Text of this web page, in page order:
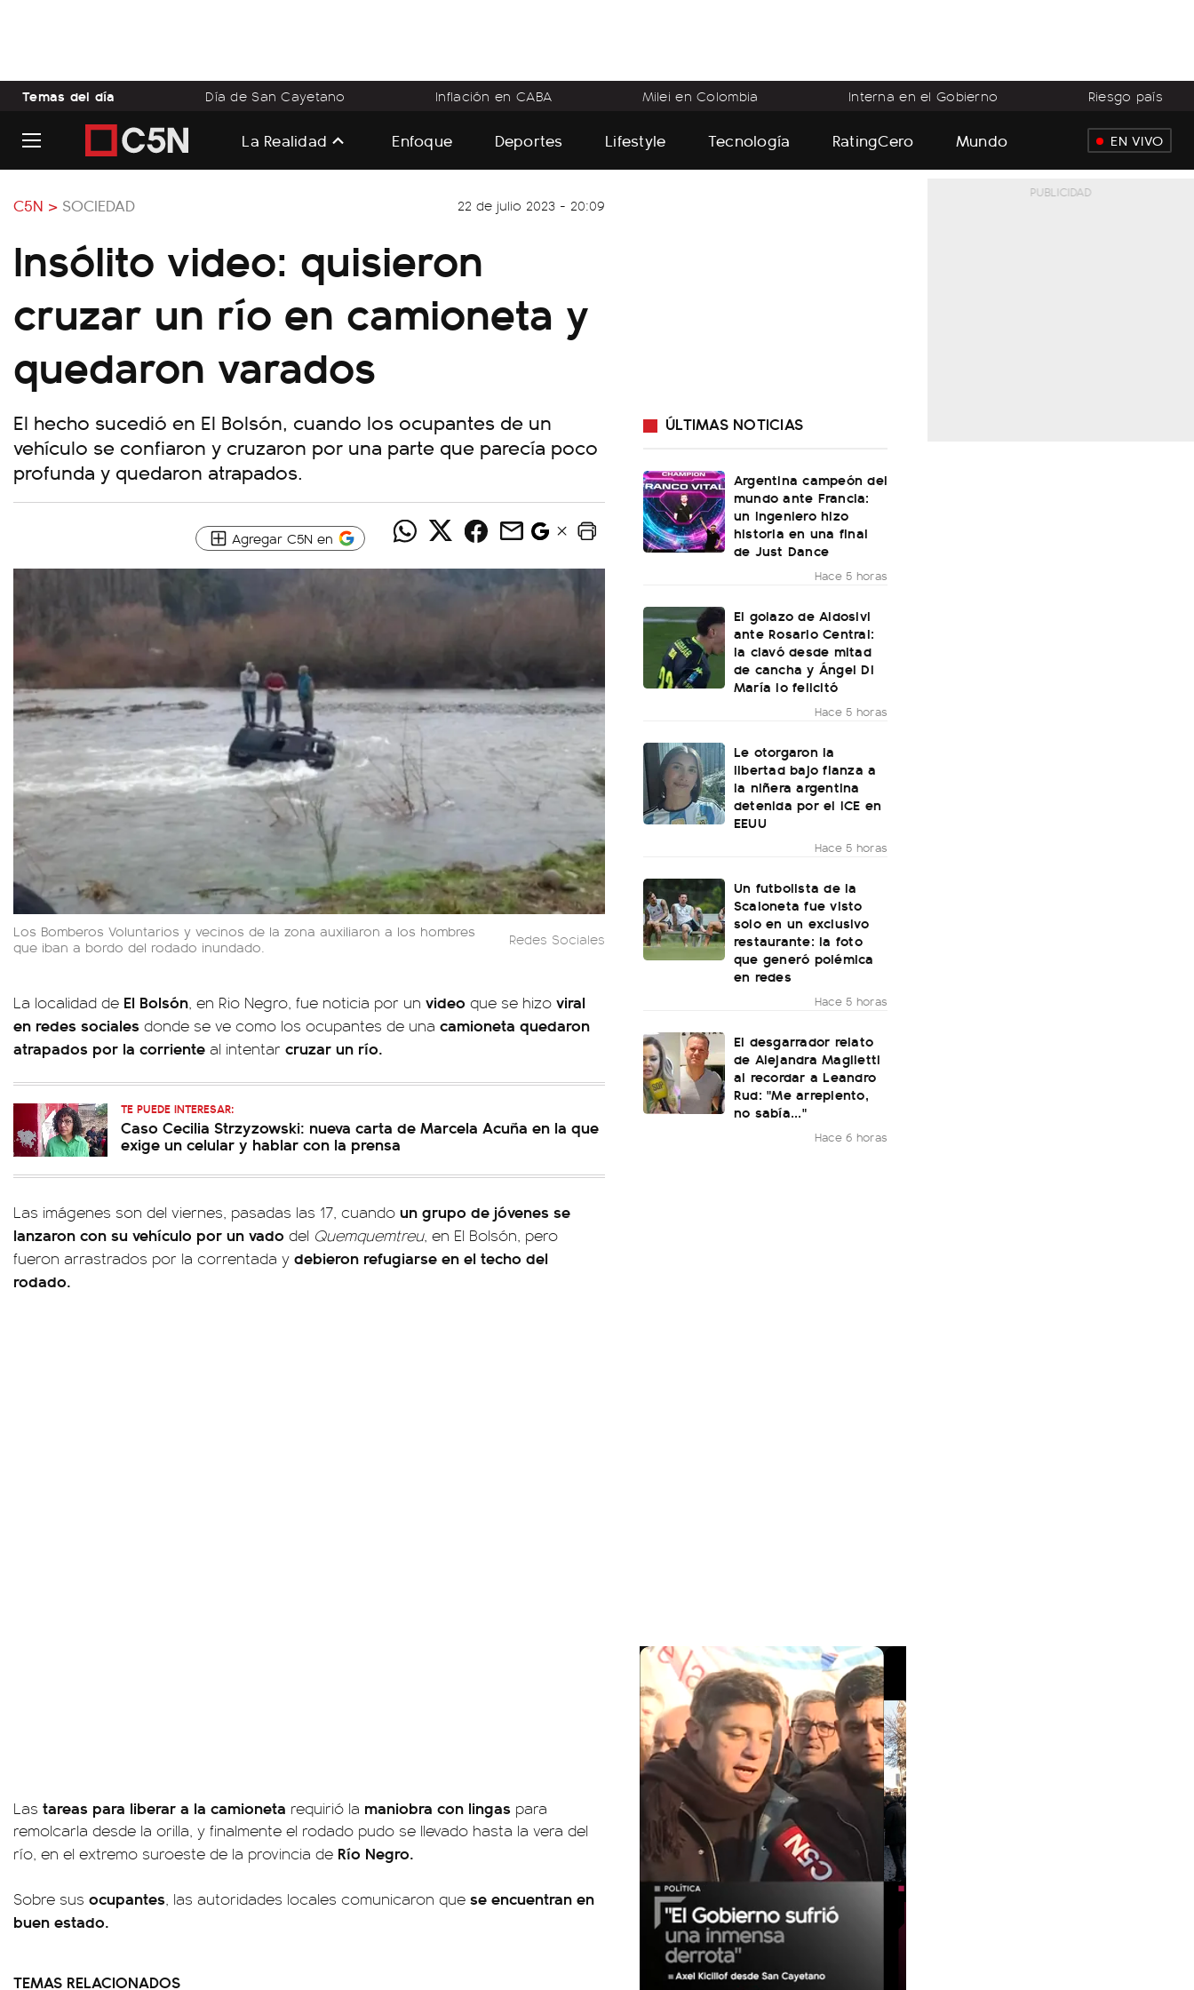
Temas del día Día de San Cayetano Inflación en CABA Milei en Colombia Interna en el Gobierno Riesgo país
La Realidad Enfoque Deportes Lifestyle Tecnología RatingCero Mundo EN VIVO
C5N > SOCIEDAD 22 de julio 2023 - 20:09
Insólito video: quisieron
cruzar un río en camioneta y
quedaron varados
El hecho sucedió en El Bolsón, cuando los ocupantes de un
vehículo se confiaron y cruzaron por una parte que parecía poco
profunda y quedaron atrapados.
Agregar C5N en
Los Bomberos Voluntarios y vecinos de la zona auxiliaron a los hombres
que iban a bordo del rodado inundado.
Redes Sociales
La localidad de El Bolsón , en Rio Negro, fue noticia por un video que se hizo viral
en redes sociales donde se ve como los ocupantes de una camioneta quedaron
atrapados por la corriente al intentar cruzar un río.
TE PUEDE INTERESAR:
Caso Cecilia Strzyzowski: nueva carta de Marcela Acuña en la que
exige un celular y hablar con la prensa
Las imágenes son del viernes, pasadas las 17, cuando un grupo de jóvenes se
lanzaron con su vehículo por un vado del Quemquemtreu, en El Bolsón, pero
fueron arrastrados por la correntada y debieron refugiarse en el techo del
rodado.
Las tareas para liberar a la camioneta requirió la maniobra con lingas para
remolcarla desde la orilla, y finalmente el rodado pudo se llevado hasta la vera del
río, en el extremo suroeste de la provincia de Río Negro.
Sobre sus ocupantes , las autoridades locales comunicaron que se encuentran en
buen estado.
TEMAS RELACIONADOS
ÚLTIMAS NOTICIAS
Argentina campeón del
mundo ante Francia:
un ingeniero hizo
historia en una final
de Just Dance
Hace 5 horas
El golazo de Aldosivi
ante Rosario Central:
la clavó desde mitad
de cancha y Ángel Di
María lo felicitó
Hace 5 horas
Le otorgaron la
libertad bajo fianza a
la niñera argentina
detenida por el ICE en
EEUU
Hace 5 horas
Un futbolista de la
Scaloneta fue visto
solo en un exclusivo
restaurante: la foto
que generó polémica
en redes
Hace 5 horas
El desgarrador relato
de Alejandra Maglietti
al recordar a Leandro
Rud: "Me arrepiento,
no sabía..."
Hace 6 horas